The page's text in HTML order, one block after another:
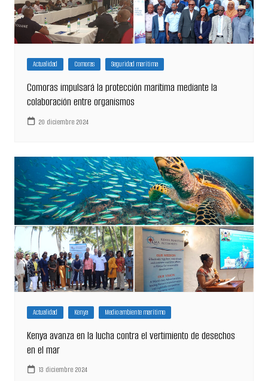
Actualidad Comoras Seguridad marítima
Comoras impulsará la protección marítima mediante la
colaboración entre organismos
20 diciembre 2024
Actualidad Kenya Medio ambiente marítimo
Kenya avanza en la lucha contra el vertimiento de desechos
en el mar
13 diciembre 2024